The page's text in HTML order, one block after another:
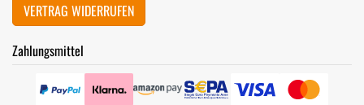
VERTRAG WIDERRUFEN
Zahlungsmittel